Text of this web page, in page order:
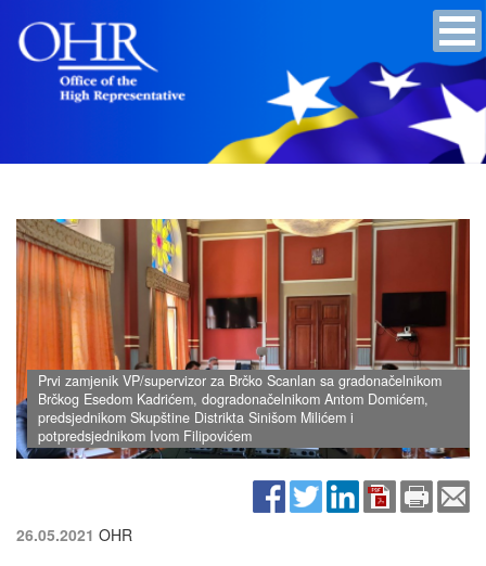
Prvi zamjenik VP/supervizor za Brčko Scanlan sa gradonačelnikom
Brčkog Esedom Kadrićem, dogradonačelnikom Antom Domićem,
predsjednikom Skupštine Distrikta Sinišom Milićem i
potpredsjednikom Ivom Filipovićem
26.05.2021 OHR